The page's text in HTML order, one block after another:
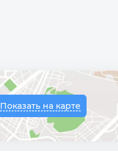
Показать на карте